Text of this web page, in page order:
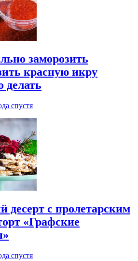
заморозить
красную икру
делать
спустя
десерт с пролетарским
«Графские
спустя